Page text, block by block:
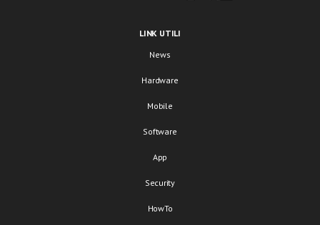
LINK UTILI
News
Hardware
Mobile
Software
App
Security
HowTo